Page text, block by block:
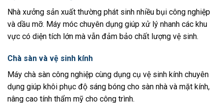
Nhà xưởng sản xuất thường phát sinh nhiều bụi công nghiệp
và dầu mỡ. Máy móc chuyên dụng giúp xử lý nhanh các khu
vực có diện tích lớn mà vẫn đảm bảo chất lượng vệ sinh.
Chà sàn và vệ sinh kính
Máy chà sàn công nghiệp cùng dụng cụ vệ sinh kính chuyên
dụng giúp khôi phục độ sáng bóng cho sàn nhà và mặt kính,
nâng cao tính thẩm mỹ cho công trình.